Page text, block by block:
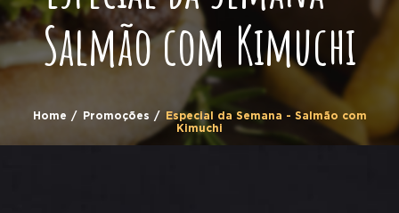
Salmão com Kimuchi
Home Promoções
Especial da Semana - Salmão com
Kimuchi